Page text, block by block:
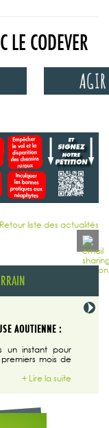
LE CODEVER
Retour liste des actualités
AOUTIENNE :
un instant pour
mois de
+ Lire la suite
29/07/